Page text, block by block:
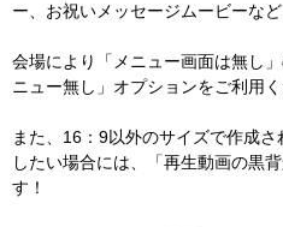
ー、お祝いメッセージムービーなど
会場により「メニュー画面は無し
ニュー無し」オプションをご利用く
また、16：9以外のサイズで作成
したい場合には、「再生動画の黒
す！